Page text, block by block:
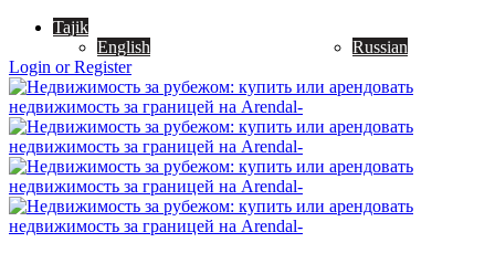
Tajik
English
Russian
Login or Register